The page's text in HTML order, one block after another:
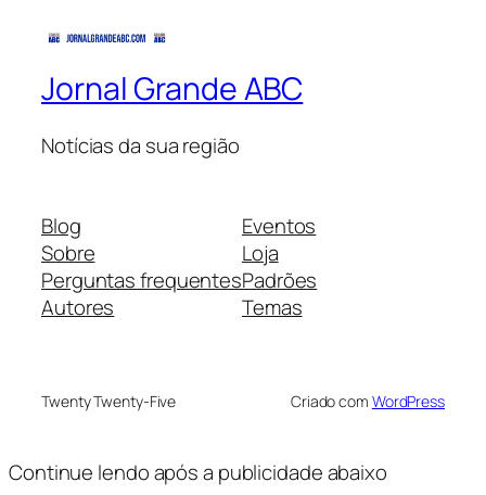
Jornal Grande ABC
Notícias da sua região
Blog
Sobre
Perguntas frequentes
Autores
Eventos
Loja
Padrões
Temas
Twenty Twenty-Five Criado com WordPress
Continue lendo após a publicidade abaixo